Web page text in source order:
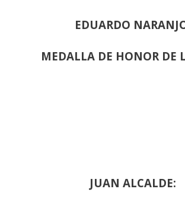
EDUARDO
MEDALLA DE HONOR DE
JUAN ALCALDE: